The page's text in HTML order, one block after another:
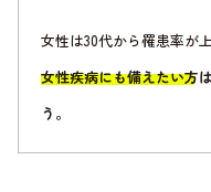
女性は30代から罹患率が
女性疾病にも備えたい方は
う 。